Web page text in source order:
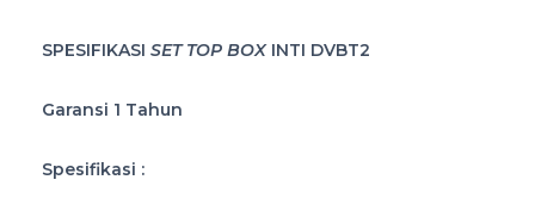
SPESIFIKASI SET TOP BOXINTI DVBT2
Garansi 1 Tahun
Spesifikasi :